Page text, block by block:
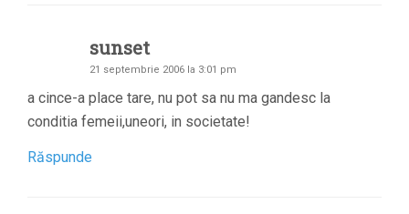
sunset
21 septembrie 2006 la 3:01 pm
a cince-a place tare, nu pot sa nu ma gandesc la
conditia femeii,uneori, in societate!
Răspunde